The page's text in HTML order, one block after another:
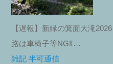
【遅報】新緑の箕面大滝
路は車椅子等NG‼︎…
雑記 半可通信